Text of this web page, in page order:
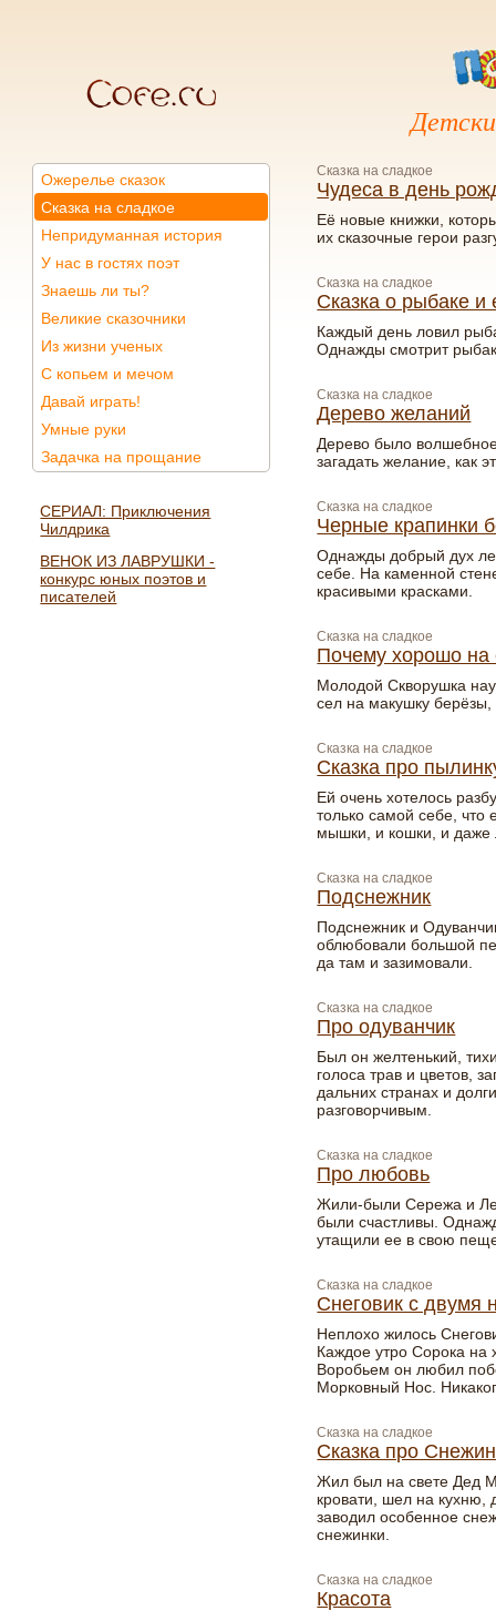
Ожерелье сказок
Сказка на сладкое
Непридуманная история
У нас в гостях поэт
Знаешь ли ты?
Великие сказочники
Из жизни ученых
С копьем и мечом
Давай играть!
Умные руки
Задачка на прощание
СЕРИАЛ: Приключения
Чилдрика
ВЕНОК ИЗ ЛАВРУШКИ -
конкурс юных поэтов и
писателей
Сказка на сладкое
Чудеса в день
Её новые книжки,
их сказочные герои
Сказка на сладкое
Сказка о рыбаке и
Каждый день ловил
Однажды смотрит
Сказка на сладкое
Дерево желаний
Дерево было
загадать желание, как
Сказка на сладкое
Черные крапинки
Однажды добрый дух
себе. На каменной
красивыми красками.
Сказка на сладкое
Почему хорошо на
Молодой Скворушка
сел на макушку
Сказка на сладкое
Сказка про
Ей очень хотелось
только самой себе, что
мышки, и кошки, и
Сказка на сладкое
Подснежник
Подснежник и
облюбовали большой
да там и зазимовали.
Сказка на сладкое
Про одуванчик
Был он желтенький,
голоса трав и цветов,
дальних странах и
разговорчивым.
Сказка на сладкое
Про любовь
Жили-были Сережа и
были счастливы.
утащили ее в свою
Сказка на сладкое
Снеговик с двумя
Неплохо жилось
Каждое утро Сорока на
Воробьем он любил
Морковный Нос.
Сказка на сладкое
Сказка про
Жил был на свете Дед
кровати, шел на кухню,
заводил особенное
снежинки.
Сказка на сладкое
Красота